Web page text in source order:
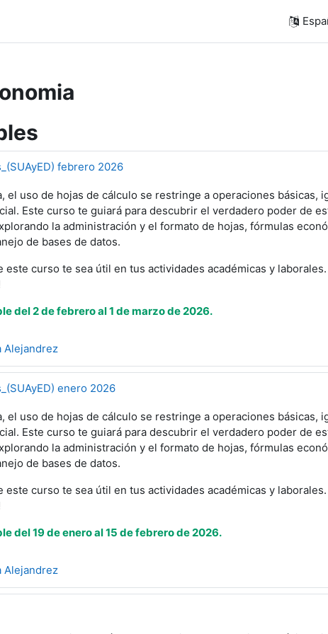
febrero 2026
el uso de hojas de cálculo se restringe a operaciones básicas,
Este curso te guiará para descubrir el verdadero poder de
la administración y el formato de hojas, fórmulas
de bases de datos.
este curso te sea útil en tus actividades académicas y laborales.
del 2 de febrero al 1 de marzo de 2026.
Alejandrez
enero 2026
el uso de hojas de cálculo se restringe a operaciones básicas,
Este curso te guiará para descubrir el verdadero poder de
la administración y el formato de hojas, fórmulas
de bases de datos.
este curso te sea útil en tus actividades académicas y laborales.
del 19 de enero al 15 de febrero de 2026.
Alejandrez